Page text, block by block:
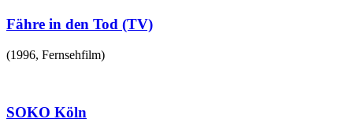
Fähre in den Tod (TV)
(1996, Fernsehfilm)
SOKO Köln